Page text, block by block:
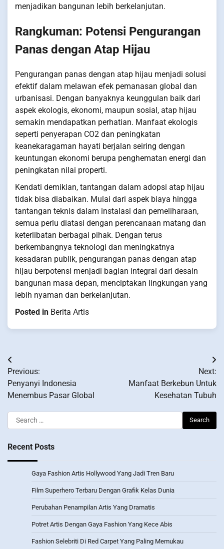
menjadikan bangunan lebih berkelanjutan.
Rangkuman: Potensi Pengurangan
Panas dengan Atap Hijau
Pengurangan panas dengan atap hijau menjadi solusi
efektif dalam melawan efek pemanasan global dan
urbanisasi. Dengan banyaknya keunggulan baik dari
aspek ekologis, ekonomi, maupun sosial, atap hijau
semakin mendapatkan perhatian. Manfaat ekologis
seperti penyerapan CO2 dan peningkatan
keanekaragaman hayati berjalan seiring dengan
keuntungan ekonomi berupa penghematan energi dan
peningkatan nilai properti.
Kendati demikian, tantangan dalam adopsi atap hijau
tidak bisa diabaikan. Mulai dari aspek biaya hingga
tantangan teknis dalam instalasi dan pemeliharaan,
semua perlu diatasi dengan perencanaan matang dan
keterlibatan berbagai pihak. Dengan terus
berkembangnya teknologi dan meningkatnya
kesadaran publik, pengurangan panas dengan atap
hijau berpotensi menjadi bagian integral dari desain
bangunan masa depan, menciptakan lingkungan yang
lebih nyaman dan berkelanjutan.
Posted in Berita Artis
Post
navigation
Previous:
Penyanyi Indonesia
Menembus Pasar Global
Next:
Manfaat Berkebun Untuk
Kesehatan Tubuh
Search
for:
Recent Posts
Gaya Fashion Artis Hollywood Yang Jadi Tren Baru
Film Superhero Terbaru Dengan Grafik Kelas Dunia
Perubahan Penampilan Artis Yang Dramatis
Potret Artis Dengan Gaya Fashion Yang Kece Abis
Fashion Selebriti Di Red Carpet Yang Paling Memukau